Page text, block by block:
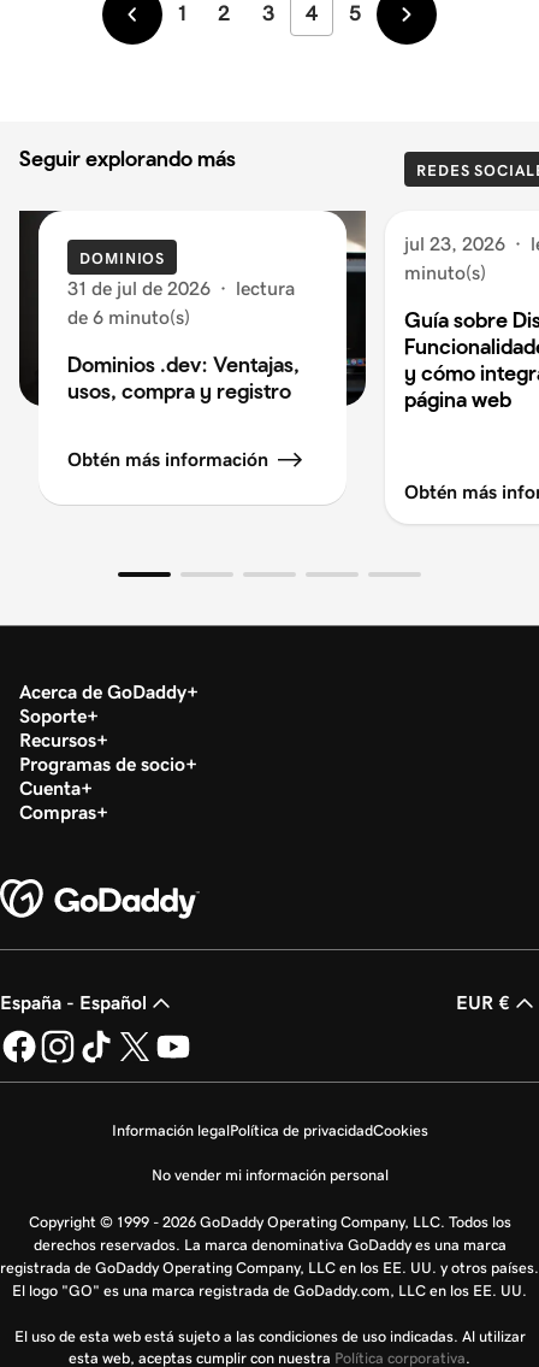
Más
1 2 3 4 5
Más
Seguir explorando más
DOMINIOS
31 de jul de 2026 · lectura
de 6 minuto(s)
Dominios .dev: Ventajas,
usos, compra y registro
Obtén más información
REDES
jul 23, 2026 ·
minuto(s)
Guía sobre
y cómo
página web
Obtén más
Acerca de GoDaddy
Soporte
Recursos
Programas de socio
Cuenta
Compras
España - Español EUR €
Información legalPolítica de privacidadCookies
No vender mi información personal
Copyright © 1999 - 2026 GoDaddy Operating Company, LLC. Todos los
derechos reservados. La marca denominativa GoDaddy es una marca
registrada de GoDaddy Operating Company, LLC en los EE. UU. y otros países.
El logo "GO" es una marca registrada de GoDaddy.com, LLC en los EE. UU.
El uso de esta web está sujeto a las condiciones de uso indicadas. Al utilizar
esta web, aceptas cumplir con nuestra Política corporativa.